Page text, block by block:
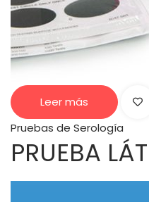
Leer más
Pruebas de Serología
PRUEBA